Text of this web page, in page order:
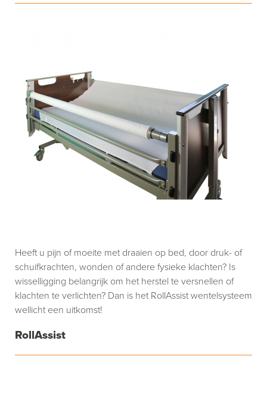
RollAssist
Heeft u pijn of moeite met draaien op bed, door druk- of
schuifkrachten, wonden of andere fysieke klachten? Is
wisselligging belangrijk om het herstel te versnellen of
klachten te verlichten? Dan is het RollAssist wentelsysteem
wellicht een uitkomst!